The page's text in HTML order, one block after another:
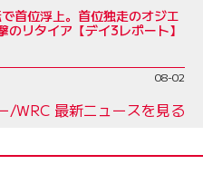
首位浮上。首位独走のオジエ
のリタイア【デイ3レポート】
08-02
/WRC 最新ニュースを見る